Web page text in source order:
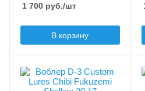
floating (F)
Заглубление max, м
1 700 руб./шт
В корзину
Цвет приманки
17